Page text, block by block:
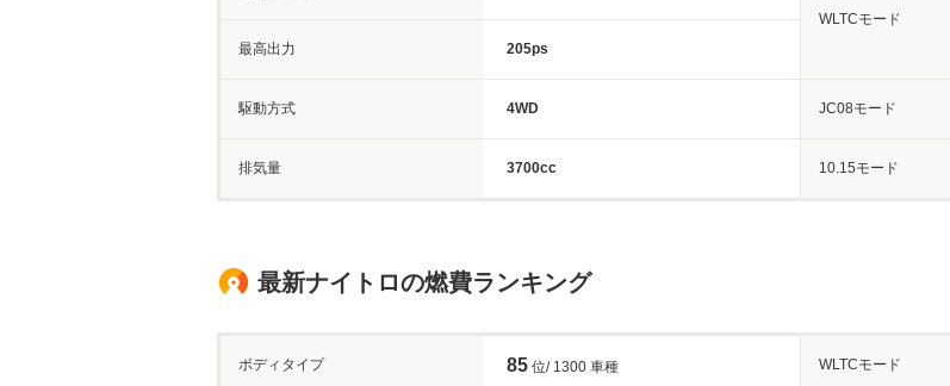
WLTCモード
最高出力
205ps
駆動方式 4WD JC08モード
排気量 3700cc 10.15モード
最新ナイトロの燃費ランキング
ボディタイプ 85 位/ 1300 車種 WLTCモード